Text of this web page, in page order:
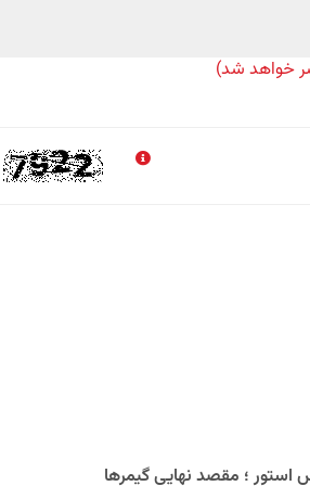
خواهد شد)
استور ؛ مقصد نهایی گیمرها